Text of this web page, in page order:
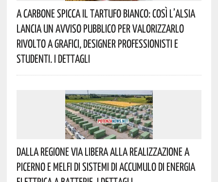
A Carbone Spicca Il Tartufo Bianco: Così L’Alsia
Lancia Un Avviso Pubblico Per Valorizzarlo
Rivolto A Grafici, Designer Professionisti E
Studenti. I Dettagli
Dalla Regione Via Libera Alla Realizzazione A
Picerno E Melfi Di Sistemi Di Accumulo Di Energia